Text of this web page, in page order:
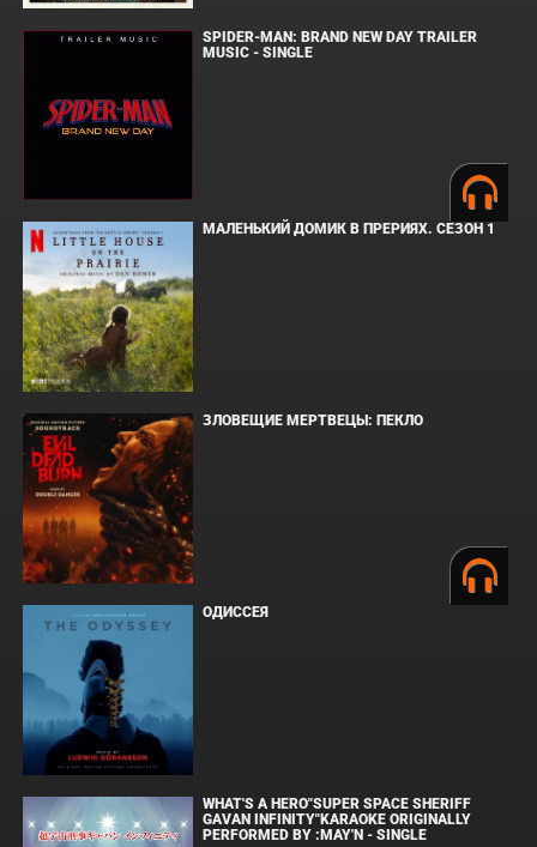
SPIDER-MAN: BRAND NEW DAY TRAILER
MUSIC - SINGLE
МАЛЕНЬКИЙ ДОМИК В ПРЕРИЯХ. СЕЗОН 1
ЗЛОВЕЩИЕ МЕРТВЕЦЫ: ПЕКЛО
ОДИССЕЯ
WHAT'S A HERO"SUPER SPACE SHERIFF
GAVAN INFINITY"KARAOKE ORIGINALLY
PERFORMED BY :MAY'N - SINGLE